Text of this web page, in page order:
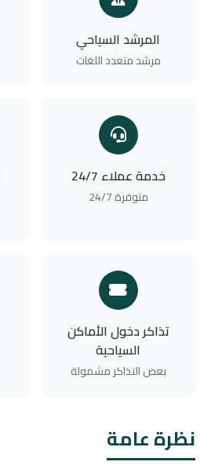
المرشد السياحي
مرشد متعدد اللغات
خدمة عملاء 24/7
متوفرة 24/7
تذاكر دخول الأماكن
السياحية
بعض التذاكر مشمولة
نظرة عامة